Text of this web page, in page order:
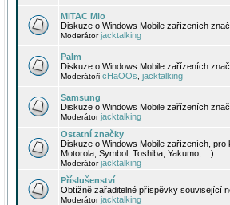
MiTAC Mio
Diskuze o Windows Mobile zařízeních
Moderátorjacktalking
Palm
Diskuze o Windows Mobile zařízeních
Moderátoři cHaOOs jacktalking
Samsung
Diskuze o Windows Mobile zařízeních
Moderátorjacktalking
Ostatní značky
Diskuze o Windows Mobile zařízeních,
Motorola, Symbol, Toshiba, Yakumo, ...).
Moderátorjacktalking
Příslušenství
Obtížně zařaditelné příspěvky související
Moderátorjacktalking